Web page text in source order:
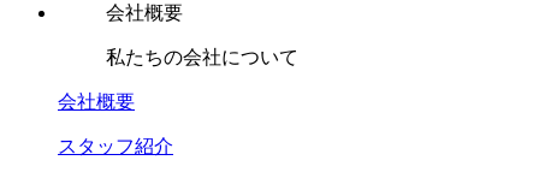
会社概要
私たちの会社について
会社概要
スタッフ紹介